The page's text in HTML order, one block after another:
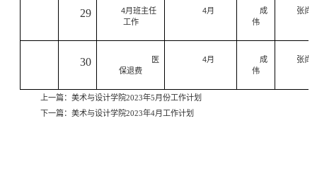
29 4月班主任
工作
4月
成
伟
张尚
30
医
保退费
4月
成
伟
张尚
上一篇： 美术与设计学院2023年5月份工作计划
下一篇： 美术与设计学院2023年4月工作计划